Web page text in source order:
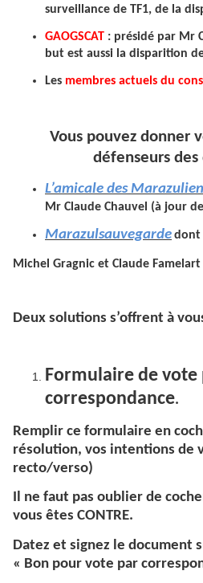
surveillance de TF1, de la
GAOGSCAT : présidé par Mr
but est aussi la disparition
Les membres actuels du
Vous pouvez donner
défenseurs des
L’amicale des
Mr Claude Chauvel (à jour
Marazulsauvegardedont
Michel Gragnic et Claude
Deux solutions s’offrent à
Formulaire de vote
correspondance.
Remplir ce formulaire en
résolution, vos intentions de
recto/verso)
Il ne faut pas oublier de
vous êtes CONTRE.
Datez et signez le document
« Bon pour vote par